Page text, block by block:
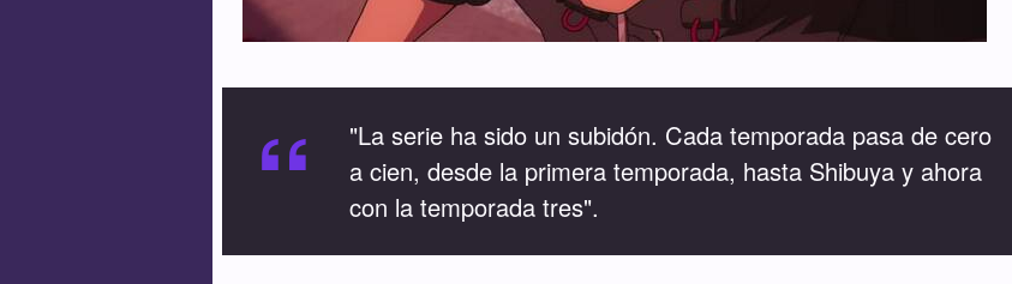
“
"La serie ha sido un subidón. Cada temporada pasa de cero
a cien, desde la primera temporada, hasta Shibuya y ahora
con la temporada tres".